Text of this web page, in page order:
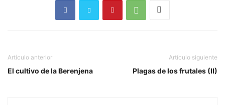
Artículo anterior
El cultivo de la Berenjena
Artículo siguiente
Plagas de los frutales (II)